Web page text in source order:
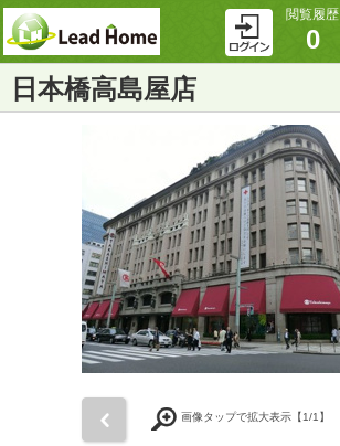
閲覧履歴
0
日本橋高島屋店
画像タップで拡大表示【1/1】